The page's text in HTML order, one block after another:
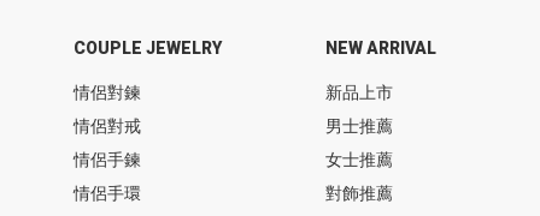
COUPLE JEWELRY
情侶對鍊
情侶對戒
情侶手鍊
情侶手環
NEW ARRIVAL
新品上市
男士推薦
女士推薦
對飾推薦